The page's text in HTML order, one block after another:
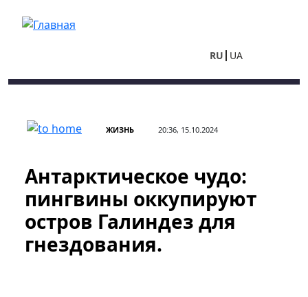
RU UA
ЖИЗНЬ 20:36, 15.10.2024
Антарктическое чудо:
пингвины оккупируют
остров Галиндез для
гнездования.